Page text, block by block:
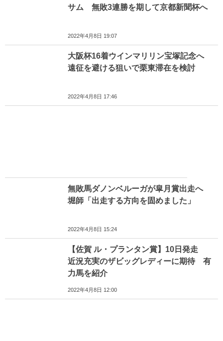
サム 無敗3連勝を期して京都新聞杯へ
2022年4月8日 19:07
大阪杯16着ウインマリリン宝塚記念へ
遠征を避ける狙いで栗東滞在を検討
2022年4月8日 17:46
無敗馬ダノンベルーガが皐月賞出走へ
堀師「出走する方向を固めました」
2022年4月8日 15:24
【佐賀 ル・プランタン賞】10日発走
近況充実のザビッグレディーに期待 有
力馬を紹介
2022年4月8日 12:00